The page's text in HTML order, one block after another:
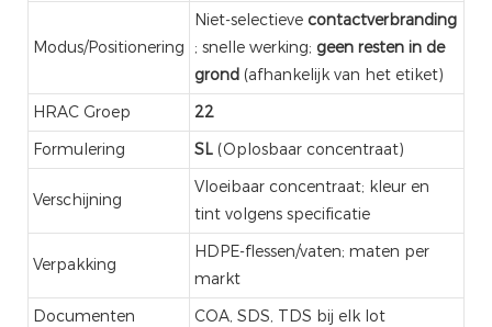
Modus/Positionering
Niet-selectieve contactverbranding
; snelle werking; geen resten in de
grond (afhankelijk van het etiket)
HRAC Groep
22
Formulering
SL (Oplosbaar concentraat)
Verschijning
Vloeibaar concentraat; kleur en
tint volgens specificatie
Verpakking
HDPE-flessen/vaten; maten per
markt
Documenten
COA, SDS, TDS bij elk lot